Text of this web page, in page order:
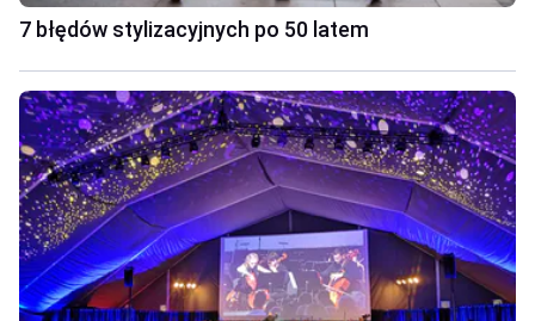
7 błędów stylizacyjnych po 50 latem